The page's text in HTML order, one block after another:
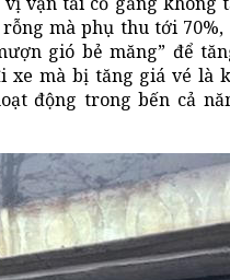
mà phụ thu tới
gió bẻ măng” để
xe mà bị tăng giá vé là
động trong bến cả